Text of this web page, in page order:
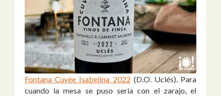
Fontana Cuvée Isabelina 2022 (D.O. Uclés). Para
cuando la mesa se puso seria con el zarajo, el